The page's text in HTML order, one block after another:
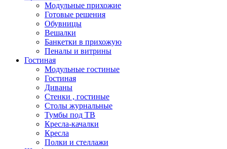
Модульные прихожие
Готовые решения
Обувницы
Вешалки
Банкетки в прихожую
Пеналы и витрины
Гостиная
Модульные гостиные
Гостиная
Диваны
Стенки , гостиные
Столы журнальные
Тумбы под ТВ
Кресла-качалки
Кресла
Полки и стеллажи